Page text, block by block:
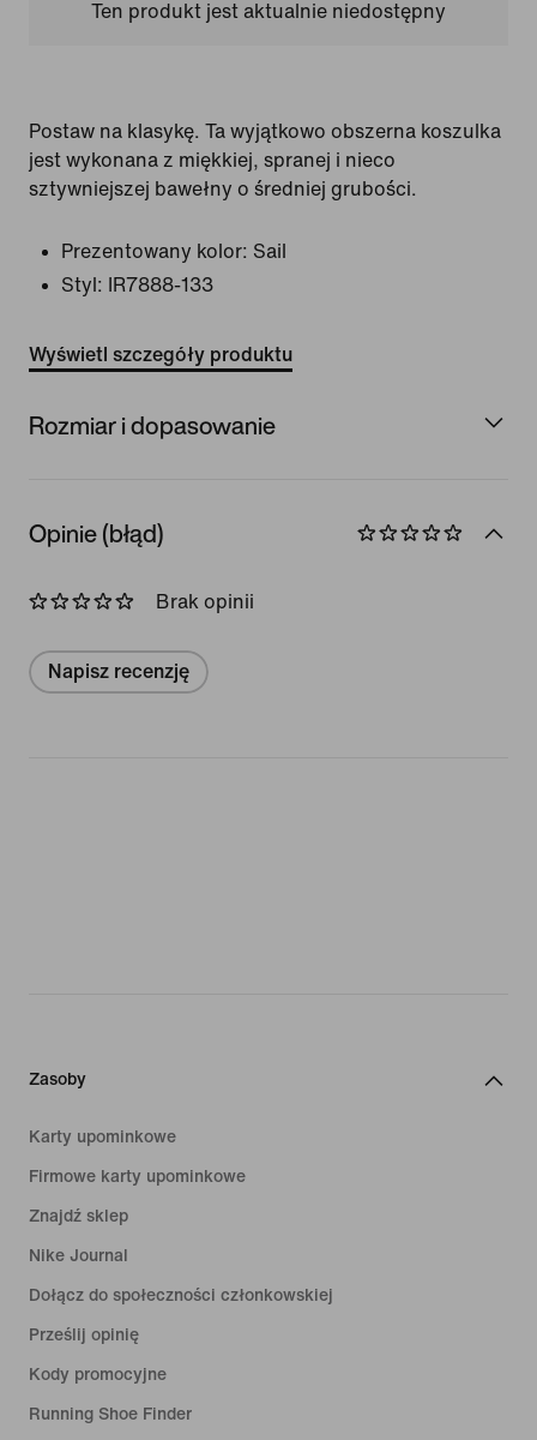
Ten produkt jest aktualnie niedostępny
Postaw na klasykę. Ta wyjątkowo obszerna koszulka
jest wykonana z miękkiej, spranej i nieco
sztywniejszej bawełny o średniej grubości.
Prezentowany kolor: Sail
Styl:
IR7888-133
Wyświetl szczegóły produktu
Rozmiar i dopasowanie
Opinie (błąd)
Brak opinii
Napisz recenzję
Zasoby
Karty upominkowe
Firmowe karty upominkowe
Znajdź sklep
Nike Journal
Dołącz do społeczności członkowskiej
Prześlij opinię
Kody promocyjne
Running Shoe Finder